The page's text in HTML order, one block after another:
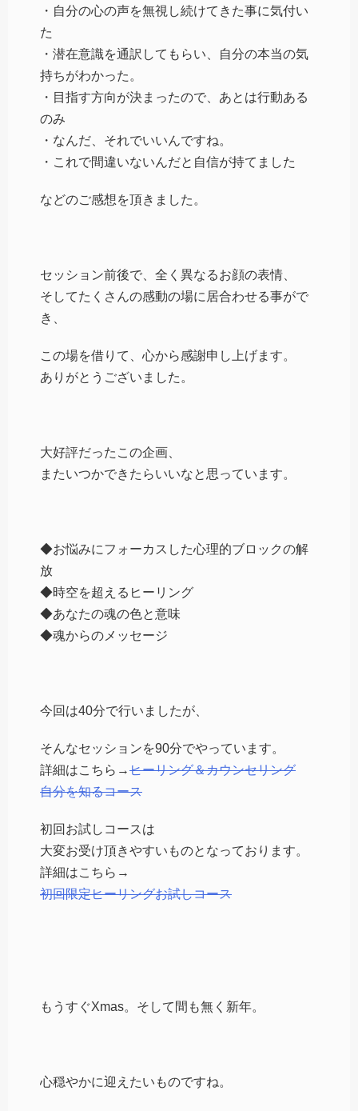
・自分の心の声を無視し続けてきた事に気付い
た
・潜在意識を通訳してもらい、自分の本当の気
持ちがわかった。
・目指す方向が決まったので、あとは行動ある
のみ
・なんだ、それでいいんですね。
・これで間違いないんだと自信が持てました
などのご感想を頂きました。
セッション前後で、全く異なるお顔の表情、
そしてたくさんの感動の場に居合わせる事がで
き、
この場を借りて、心から感謝申し上げます。
ありがとうございました。
大好評だったこの企画、
またいつかできたらいいなと思っています。
◆お悩みにフォーカスした心理的ブロックの解
放
◆時空を超えるヒーリング
◆あなたの魂の色と意味
◆魂からのメッセージ
今回は40分で行いましたが、
そんなセッションを90分でやっています。
詳細はこちら→ヒーリング＆カウンセリング
自分を知るコース
初回お試しコースは
大変お受け頂きやすいものとなっております。
詳細はこちら→
初回限定ヒーリングお試しコース
もうすぐXmas。そして間も無く新年。
心穏やかに迎えたいものですね。